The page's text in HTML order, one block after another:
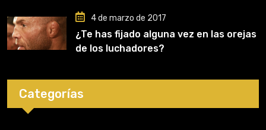
4 de marzo de 2017
¿Te has fijado alguna vez en las orejas
de los luchadores?
Categorías